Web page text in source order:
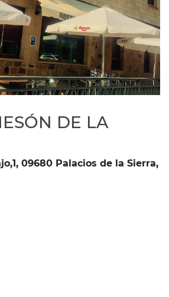
DE LA
09680 Palacios de la Sierra,